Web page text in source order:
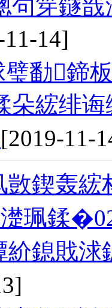
句笌鐩
14]
勫鍗
朵綋绯
[2019-11-
敳鍥轰
珮鍒
紒鎴戝